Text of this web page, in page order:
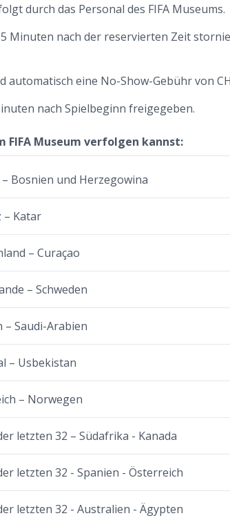
durch das Personal des FIFA Museums.
Minuten nach der reservierten Zeit
automatisch eine No-Show-Gebühr von
nach Spielbeginn freigegeben.
FIFA Museum verfolgen kannst:
– Bosnien und Herzegowina
– Katar
– Curaçao
– Schweden
– Saudi-Arabien
– Usbekistan
– Norwegen
letzten 32 – Südafrika - Kanada
letzten 32 - Spanien - Österreich
letzten 32 - Australien - Ägypten